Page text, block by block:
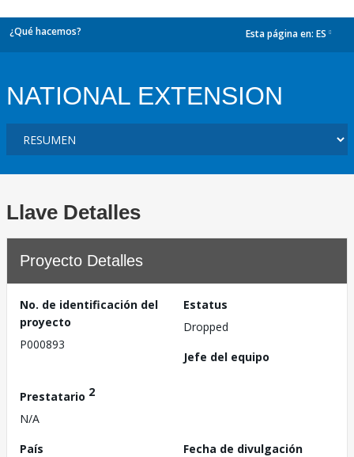
¿Qué hacemos? Esta página en: ES
NATIONAL EXTENSION
Llave Detalles
Proyecto Detalles
No. de identificación del
proyecto
P000893
Estatus
Dropped
Jefe del equipo
Prestatario 2
N/A
País
Fecha de divulgación